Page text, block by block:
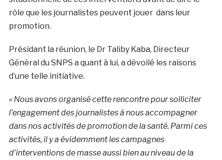
rôle que les journalistes peuvent jouer dans leur
promotion.
Présidant la réunion, le Dr Taliby Kaba, Directeur
Général du SNPS a quant à lui, a dévoilé les raisons
d’une telle initiative.
« Nous avons organisé cette rencontre pour solliciter
l’engagement des journalistes à nous accompagner
dans nos activités de promotion de la santé. Parmi ces
activités, il y a évidemment les campagnes
d’interventions de masse aussi bien au niveau de la